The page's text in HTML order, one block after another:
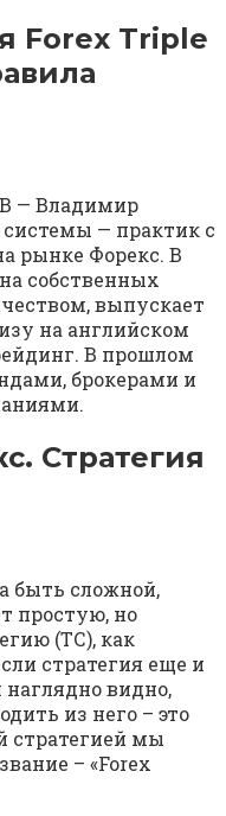
Forex Triple
— Владимир
системы — практик с
рынке Форекс. В
собственных
выпускает
на английском
В прошлом
брокерами и
Стратегия
быть сложной,
простую, но
(ТС), как
стратегия еще и
видно,
из него – это
стратегией мы
– «Forex